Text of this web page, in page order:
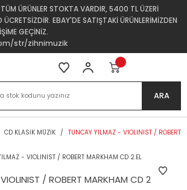
ÜRÜNLER STOKTA VARDIR, 5400 TL ÜZERİ
ÜCRETSİZDİR. EBAY'DE SATIŞTAKİ ÜRÜNLERİMİZDEN
GEÇİNİZ.
str/zihnimuzik
ARA
CD KLASİK MÜZİK TUNCAY YILMAZ - VIOLINIST / ROBERT
/ ROBERT MARKHAM CD 2.EL